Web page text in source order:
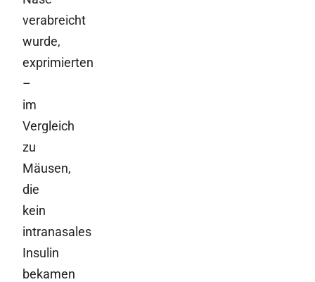
verabreicht
wurde,
exprimierten
–
im
Vergleich
zu
Mäusen,
die
kein
intranasales
Insulin
bekamen